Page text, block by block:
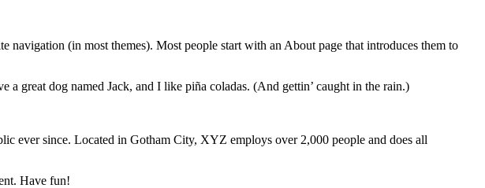
(in most themes). Most people start with an About page that introduces them to
great dog named Jack, and I like piña coladas. (And gettin’ caught in the rain.)
ever since. Located in Gotham City, XYZ employs over 2,000 people and does all
Have fun!